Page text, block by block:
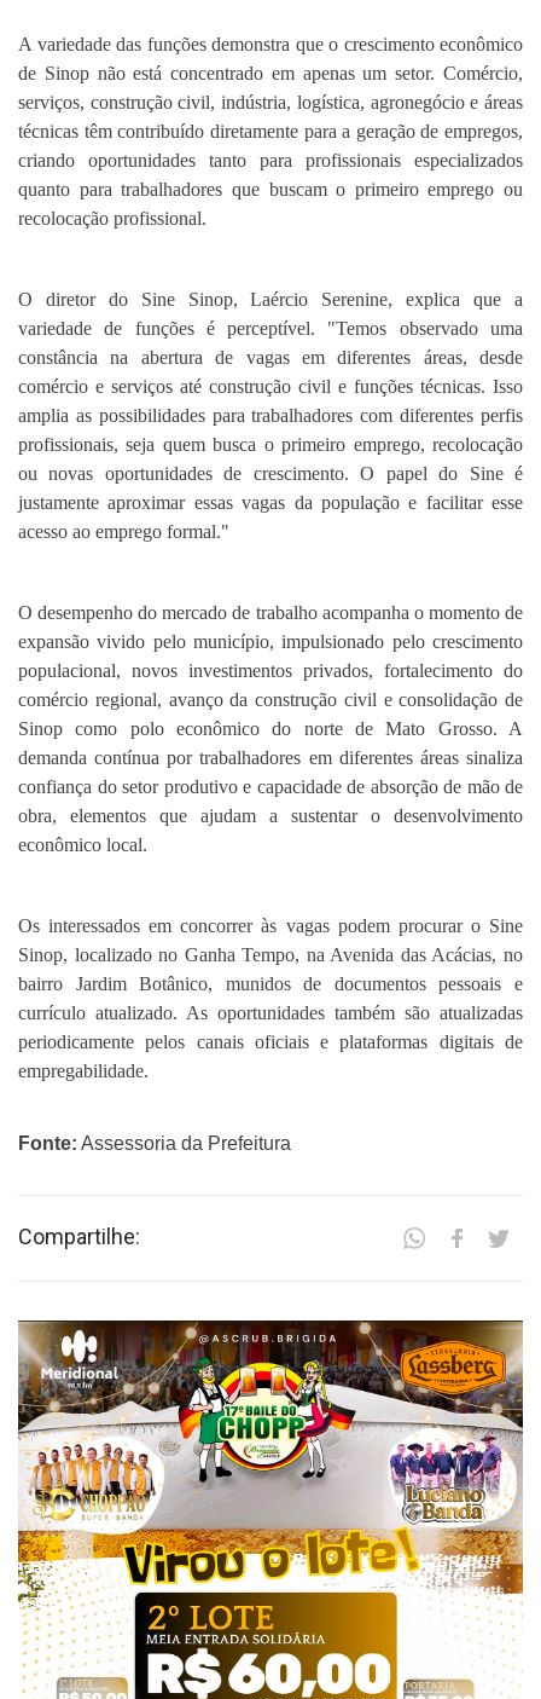
A variedade das funções demonstra que o crescimento econômico
de Sinop não está concentrado em apenas um setor. Comércio,
serviços, construção civil, indústria, logística, agronegócio e áreas
técnicas têm contribuído diretamente para a geração de empregos,
criando oportunidades tanto para profissionais especializados
quanto para trabalhadores que buscam o primeiro emprego ou
recolocação profissional.
O diretor do Sine Sinop, Laércio Serenine, explica que a
variedade de funções é perceptível. "Temos observado uma
constância na abertura de vagas em diferentes áreas, desde
comércio e serviços até construção civil e funções técnicas. Isso
amplia as possibilidades para trabalhadores com diferentes perfis
profissionais, seja quem busca o primeiro emprego, recolocação
ou novas oportunidades de crescimento. O papel do Sine é
justamente aproximar essas vagas da população e facilitar esse
acesso ao emprego formal."
O desempenho do mercado de trabalho acompanha o momento de
expansão vivido pelo município, impulsionado pelo crescimento
populacional, novos investimentos privados, fortalecimento do
comércio regional, avanço da construção civil e consolidação de
Sinop como polo econômico do norte de Mato Grosso. A
demanda contínua por trabalhadores em diferentes áreas sinaliza
confiança do setor produtivo e capacidade de absorção de mão de
obra, elementos que ajudam a sustentar o desenvolvimento
econômico local.
Os interessados em concorrer às vagas podem procurar o Sine
Sinop, localizado no Ganha Tempo, na Avenida das Acácias, no
bairro Jardim Botânico, munidos de documentos pessoais e
currículo atualizado. As oportunidades também são atualizadas
periodicamente pelos canais oficiais e plataformas digitais de
empregabilidade.
Fonte: Assessoria da Prefeitura
Compartilhe: